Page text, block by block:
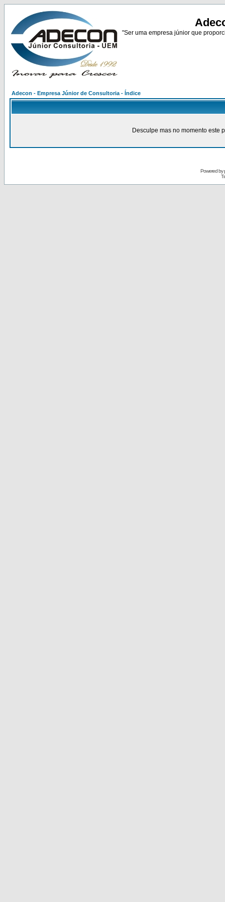
"Ser uma empresa júnior que
Adecon - Empresa Júnior de Consultoria - Índice
Desculpe mas no momento este
Powered by